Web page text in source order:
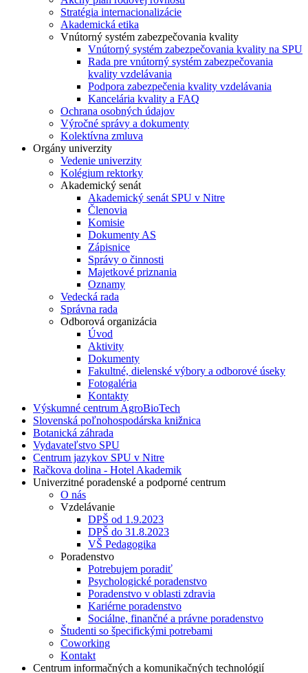
Stratégia internacionalizácie
Akademická etika
Vnútorný systém zabezpečovania kvality
Vnútorný systém zabezpečovania kvality na SPU
Rada pre vnútorný systém zabezpečovania
kvality vzdelávania
Podpora zabezpečenia kvality vzdelávania
Kancelária kvality a FAQ
Ochrana osobných údajov
Výročné správy a dokumenty
Kolektívna zmluva
Orgány univerzity
Vedenie univerzity
Kolégium rektorky
Akademický senát
Akademický senát SPU v Nitre
Členovia
Komisie
Dokumenty AS
Zápisnice
Správy o činnosti
Majetkové priznania
Oznamy
Vedecká rada
Správna rada
Odborová organizácia
Úvod
Aktivity
Dokumenty
Fakultné, dielenské výbory a odborové úseky
Fotogaléria
Kontakty
Výskumné centrum AgroBioTech
Slovenská poľnohospodárska knižnica
Botanická záhrada
Vydavateľstvo SPU
Centrum jazykov SPU v Nitre
Račkova dolina - Hotel Akademik
Univerzitné poradenské a podporné centrum
O nás
Vzdelávanie
DPŠ od 1.9.2023
DPŠ do 31.8.2023
VŠ Pedagogika
Poradenstvo
Potrebujem poradiť
Psychologické poradenstvo
Poradenstvo v oblasti zdravia
Kariérne poradenstvo
Sociálne, finančné a právne poradenstvo
Študenti so špecifickými potrebami
Coworking
Kontakt
Centrum informačných a komunikačných technológií